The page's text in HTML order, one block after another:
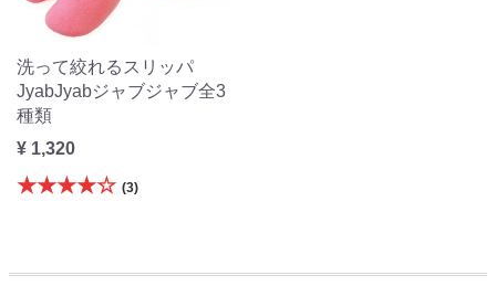
洗って絞れるスリッパ
JyabJyabジャブジャブ全3
種類
¥ 1,320
★★★★☆ (3)